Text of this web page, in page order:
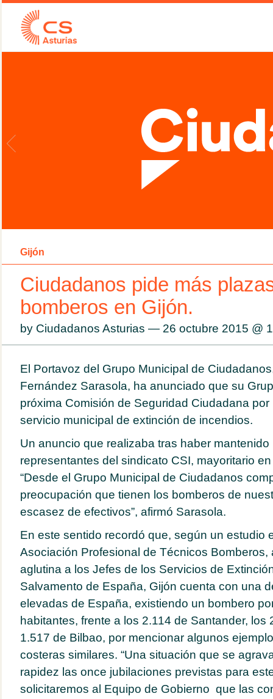
Gijón
Ciudadanos pide más
bomberos en Gijón.
by Ciudadanos Asturias — 26 octubre 2015 @
El Portavoz del Grupo Municipal de
Fernández Sarasola, ha anunciado que su
próxima Comisión de Seguridad Ciudadana
servicio municipal de extinción de incendios.
Un anuncio que realizaba tras haber
representantes del sindicato CSI, mayoritario
“Desde el Grupo Municipal de Ciudadanos
preocupación que tienen los bomberos de
escasez de efectivos”, afirmó Sarasola.
En este sentido recordó que, según un estudio
Asociación Profesional de Técnicos Bomberos,
aglutina a los Jefes de los Servicios de
Salvamento de España, Gijón cuenta con una
elevadas de España, existiendo un bombero
habitantes, frente a los 2.114 de Santander, los
1.517 de Bilbao, por mencionar algunos
costeras similares. “Una situación que se
rapidez las once jubilaciones previstas para
solicitaremos al Equipo de Gobierno que las